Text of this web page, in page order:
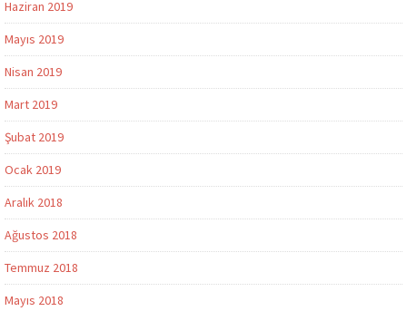
Haziran 2019
Mayıs 2019
Nisan 2019
Mart 2019
Şubat 2019
Ocak 2019
Aralık 2018
Ağustos 2018
Temmuz 2018
Mayıs 2018